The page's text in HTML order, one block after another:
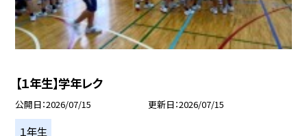
【１年生】学年レク
公開日 2026/07/15 更新日 2026/07/15
１年生